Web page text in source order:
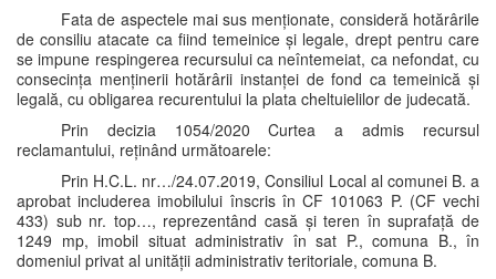
Fata de aspectele mai sus menționate, consideră hotărârile
de consiliu atacate ca fiind temeinice și legale, drept pentru care
se impune respingerea recursului ca neîntemeiat, ca nefondat, cu
consecința menținerii hotărârii instanței de fond ca temeinică și
legală, cu obligarea recurentului la plata cheltuielilor de judecată.
Prin decizia 1054/2020 Curtea a admis recursul
reclamantului, reținând următoarele:
Prin H.C.L. nr…/24.07.2019, Consiliul Local al comunei B. a
aprobat includerea imobilului înscris în CF 101063 P. (CF vechi
433) sub nr. top…, reprezentând casă și teren în suprafață de
1249 mp, imobil situat administrativ în sat P., comuna B., în
domeniul privat al unității administrativ teritoriale, comuna B.